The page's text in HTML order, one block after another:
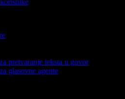
pretvaranje teksta u govor
glasovne agente